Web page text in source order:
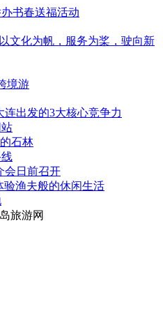
书春送福活动
文化为帆，服务为桨，驶向新
境游
出发的3大核心竞争力
石林
会日前召开
验渔夫般的休闲生活
旅游网